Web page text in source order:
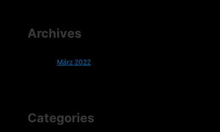
Archives
März 2022
Categories